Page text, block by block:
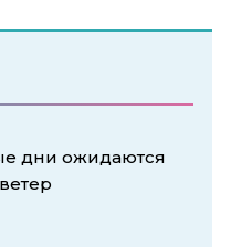
дни ожидаются